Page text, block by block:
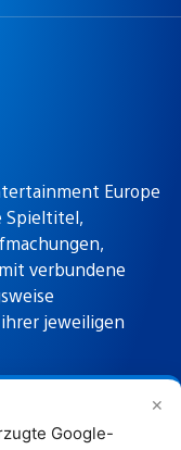
✕
Google-
Europe
Spieltitel,
verbundene
jeweiligen